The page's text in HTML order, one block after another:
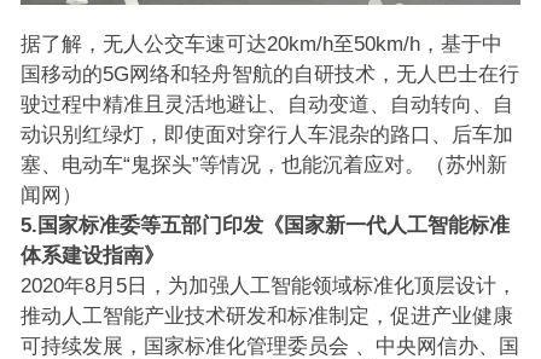
据了解，无人公交车速可达20km/h至50km/h，基于中
国移动的5G网络和轻舟智航的自研技术，无人巴士在行
驶过程中精准且灵活地避让、自动变道、自动转向、自
动识别红绿灯，即使面对穿行人车混杂的路口、后车加
塞、电动车“鬼探头”等情况，也能沉着应对。（苏州新
闻网）
5.国家标准委等五部门印发《国家新一代人工智能标准
体系建设指南》
2020年8月5日，为加强人工智能领域标准化顶层设计，
推动人工智能产业技术研发和标准制定，促进产业健康
可持续发展，国家标准化管理委员会 、中央网信办、国